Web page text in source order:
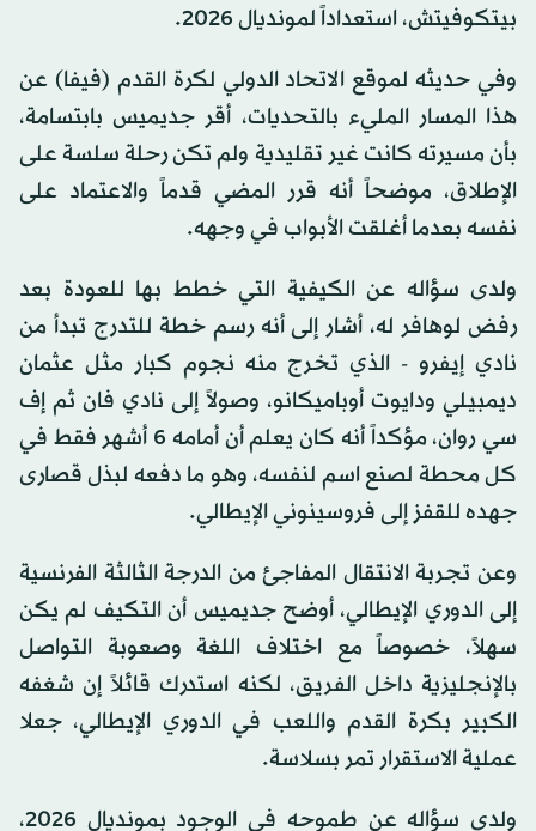
بيتكوفيتش، استعداداً لمونديال 2026.
وفي حديثه لموقع الاتحاد الدولي لكرة القدم (فيفا) عن
هذا المسار المليء بالتحديات، أقر جديميس بابتسامة،
بأن مسيرته كانت غير تقليدية ولم تكن رحلة سلسة على
الإطلاق، موضحاً أنه قرر المضي قدماً والاعتماد على
نفسه بعدما أغلقت الأبواب في وجهه.
ولدى سؤاله عن الكيفية التي خطط بها للعودة بعد
رفض لوهافر له، أشار إلى أنه رسم خطة للتدرج تبدأ من
نادي إيفرو - الذي تخرج منه نجوم كبار مثل عثمان
ديمبيلي ودايوت أوباميكانو، وصولاً إلى نادي فان ثم إف
سي روان، مؤكداً أنه كان يعلم أن أمامه 6 أشهر فقط في
كل محطة لصنع اسم لنفسه، وهو ما دفعه لبذل قصارى
جهده للقفز إلى فروسينوني الإيطالي.
وعن تجربة الانتقال المفاجئ من الدرجة الثالثة الفرنسية
إلى الدوري الإيطالي، أوضح جديميس أن التكيف لم يكن
سهلاً، خصوصاً مع اختلاف اللغة وصعوبة التواصل
بالإنجليزية داخل الفريق، لكنه استدرك قائلاً إن شغفه
الكبير بكرة القدم واللعب في الدوري الإيطالي، جعلا
عملية الاستقرار تمر بسلاسة.
ولدى سؤاله عن طموحه في الوجود بمونديال 2026،